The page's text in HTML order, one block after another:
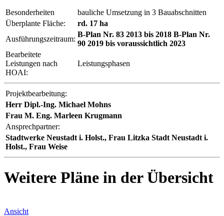
Besonderheiten
bauliche Umsetzung in 3 Bauabschnitten
Überplante Fläche:
rd. 17 ha
Ausführungszeitraum:
B-Plan Nr. 83 2013 bis 2018 B-Plan Nr.
90 2019 bis voraussichtlich 2023
Bearbeitete
Leistungen nach
HOAI:
Leistungsphasen
Projektbearbeitung:
Herr Dipl.-Ing. Michael Mohns
Frau M. Eng. Marleen Krugmann
Ansprechpartner:
Stadtwerke Neustadt i. Holst., Frau Litzka Stadt Neustadt i.
Holst., Frau Weise
Weitere Pläne in der Übersicht
Ansicht